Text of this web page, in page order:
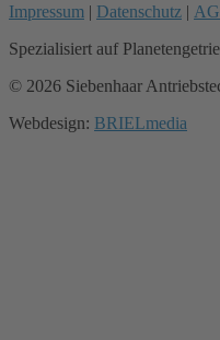
Impressum | Datenschutz |
Spezialisiert auf
© 2026 Siebenhaar
Webdesign: BRIELmedia